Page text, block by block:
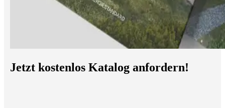
Jetzt kostenlos Katalog anfordern!